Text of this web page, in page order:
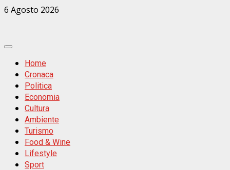
Zum
6 Agosto 2026
Primäres
MenüHome
Cronaca
Politica
Economia
Cultura
Ambiente
Turismo
Food & Wine
Lifestyle
Sport